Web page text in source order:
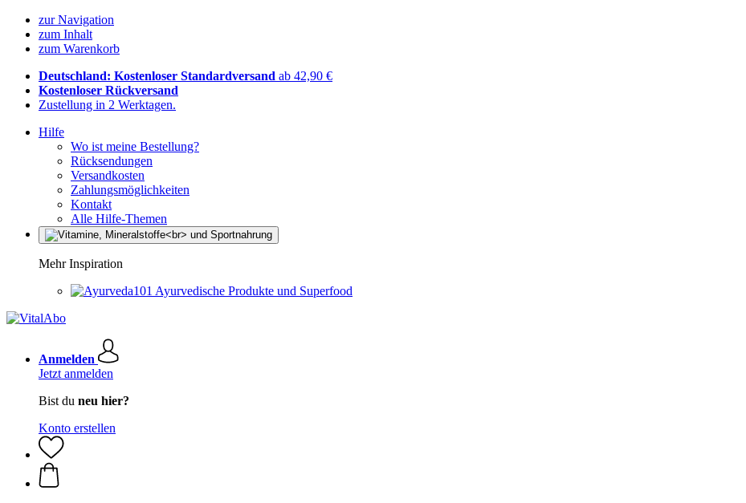
zur Navigation
zum Inhalt
zum Warenkorb
Deutschland: Kostenloser Standardversand ab 42,90 €
Kostenloser Rückversand
Zustellung in 2 Werktagen.
Hilfe
Wo ist meine Bestellung?
Rücksendungen
Versandkosten
Zahlungsmöglichkeiten
Kontakt
Alle Hilfe-Themen
Mehr Inspiration
Ayurvedische Produkte und Superfood
Anmelden
Jetzt anmelden
Bist du neu hier?
Konto erstellen